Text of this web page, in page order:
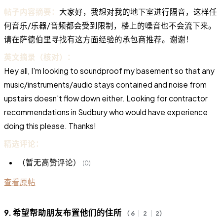
帖子内容摘要： 大家好，我想对我的地下室进行隔音，这样任
何音乐/乐器/音频都会受到限制，楼上的噪音也不会流下来。
请在萨德伯里寻找有这方面经验的承包商推荐。谢谢！
英文摘录（核对）：
Hey all, I'm looking to soundproof my basement so that any
music/instruments/audio stays contained and noise from
upstairs doesn't flow down either. Looking for contractor
recommendations in Sudbury who would have experience
doing this please. Thanks!
精选评论：
（暂无高赞评论）
(0)
查看原帖
9. 希望帮助朋友布置他们的住所 （ 6 ｜ 2 ｜ 2）